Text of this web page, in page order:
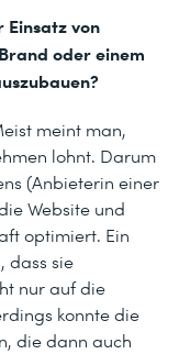
Einsatz von
oder einem
meint man,
lohnt. Darum
(Anbieterin einer
Website und
optimiert. Ein
dass sie
nur auf die
konnte die
die dann auch